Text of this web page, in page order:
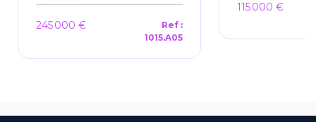
245 000 €
Ref :
1015.A05
115 000 €